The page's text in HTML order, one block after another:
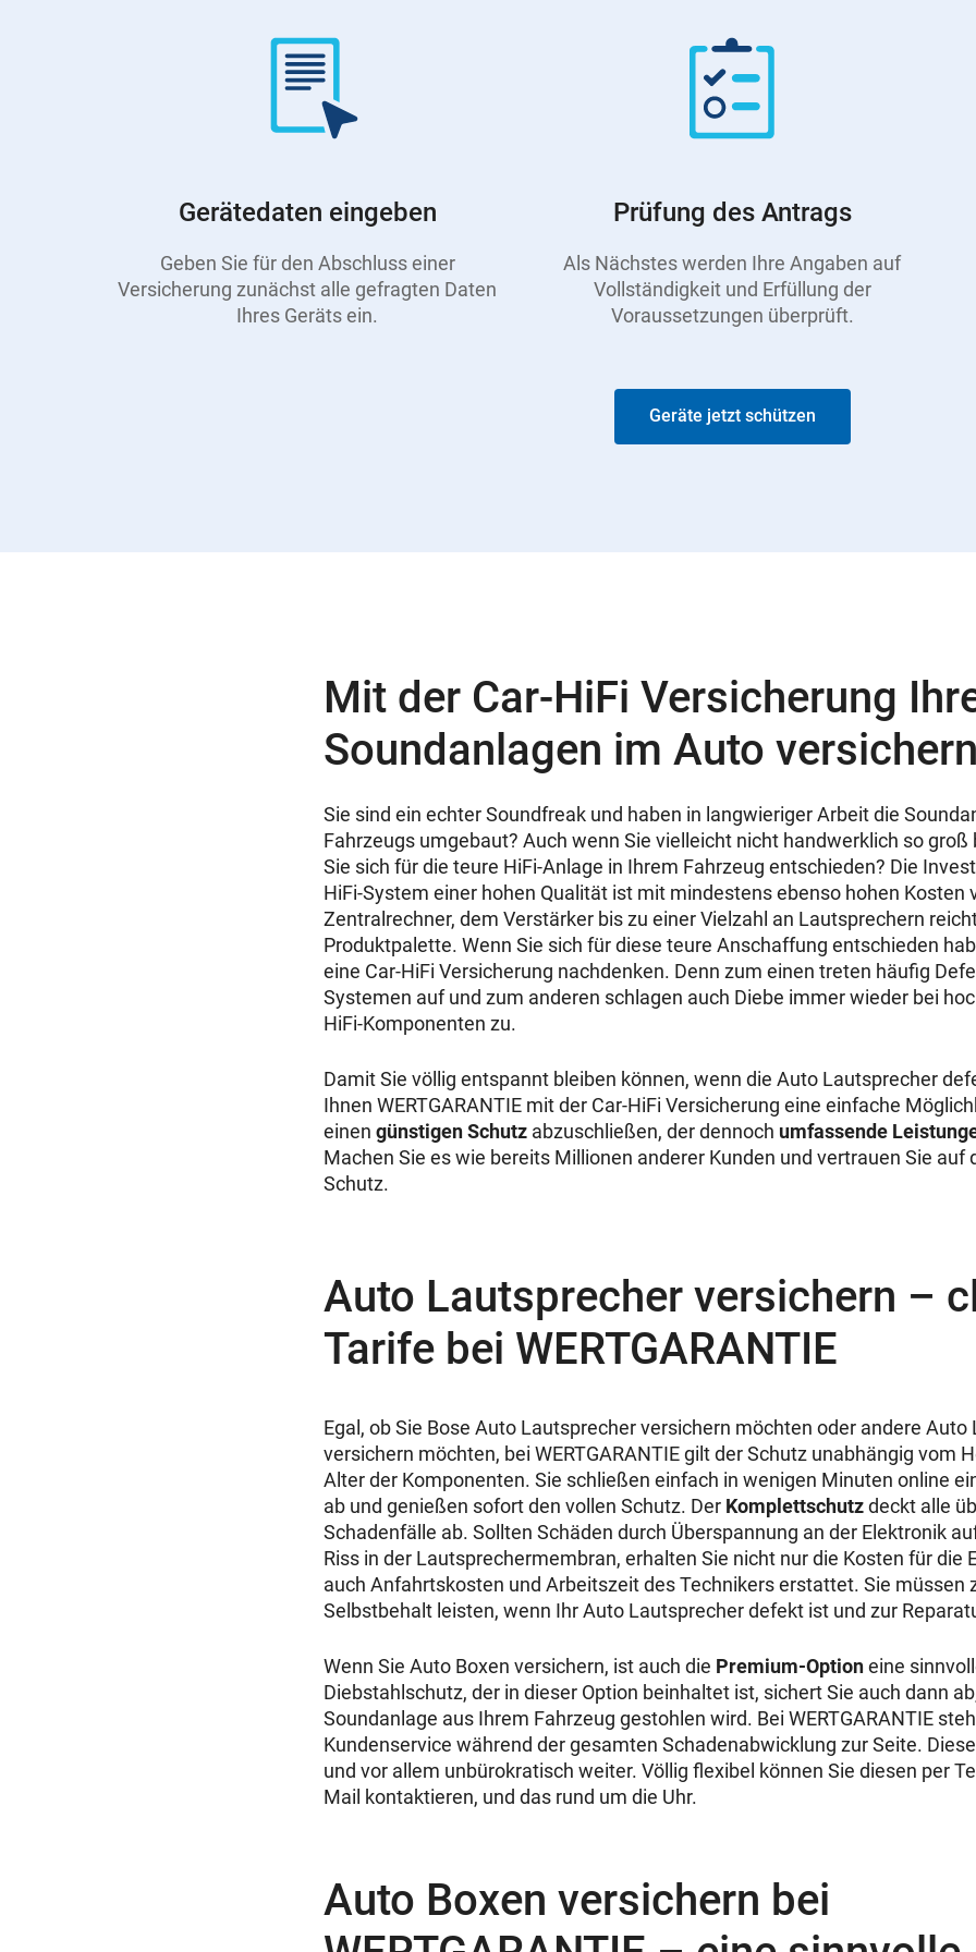
Gerätedaten eingeben
Geben Sie für den Abschluss einer
Versicherung zunächst alle gefragten Daten
Ihres Geräts ein.
Prüfung des Antrags
Als Nächstes werden Ihre Angaben auf
Vollständigkeit und Erfüllung der
Voraussetzungen überprüft.
Geräte jetzt schützen
Mit der Car-HiFi Versicherung
Soundanlagen im Auto
Sie sind ein echter Soundfreak und haben in langwieriger Arbeit die
Fahrzeugs umgebaut? Auch wenn Sie vielleicht nicht handwerklich so groß
Sie sich für die teure HiFi-Anlage in Ihrem Fahrzeug entschieden? Die
HiFi-System einer hohen Qualität ist mit mindestens ebenso hohen Kosten
Zentralrechner, dem Verstärker bis zu einer Vielzahl an Lautsprechern
Produktpalette. Wenn Sie sich für diese teure Anschaffung entschieden
eine Car-HiFi Versicherung nachdenken. Denn zum einen treten häufig
Systemen auf und zum anderen schlagen auch Diebe immer wieder bei
HiFi-Komponenten zu.
Damit Sie völlig entspannt bleiben können, wenn die Auto Lautsprecher
Ihnen WERTGARANTIE mit der Car-HiFi Versicherung eine einfache
einen günstigen Schutz abzuschließen, der dennoch umfassende
Machen Sie es wie bereits Millionen anderer Kunden und vertrauen Sie auf
Schutz.
Auto Lautsprecher versichern –
Tarife bei WERTGARANTIE
Egal, ob Sie Bose Auto Lautsprecher versichern möchten oder andere Auto
versichern möchten, bei WERTGARANTIE gilt der Schutz unabhängig vom
Alter der Komponenten. Sie schließen einfach in wenigen Minuten online
ab und genießen sofort den vollen Schutz. Der Komplettschutzdeckt alle
Schadenfälle ab. Sollten Schäden durch Überspannung an der Elektronik
Riss in der Lautsprechermembran, erhalten Sie nicht nur die Kosten für die
auch Anfahrtskosten und Arbeitszeit des Technikers erstattet. Sie müssen
Selbstbehalt leisten, wenn Ihr Auto Lautsprecher defekt ist und zur
Wenn Sie Auto Boxen versichern, ist auch die Premium-Optioneine
Diebstahlschutz, der in dieser Option beinhaltet ist, sichert Sie auch dann
Soundanlage aus Ihrem Fahrzeug gestohlen wird. Bei WERTGARANTIE
Kundenservice während der gesamten Schadenabwicklung zur Seite.
und vor allem unbürokratisch weiter. Völlig flexibel können Sie diesen per
Mail kontaktieren, und das rund um die Uhr.
Auto Boxen versichern bei